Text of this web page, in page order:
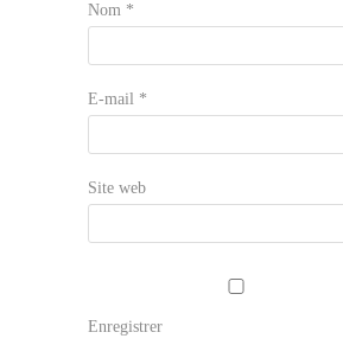
Nom *
E-mail *
Site web
Enregistrer